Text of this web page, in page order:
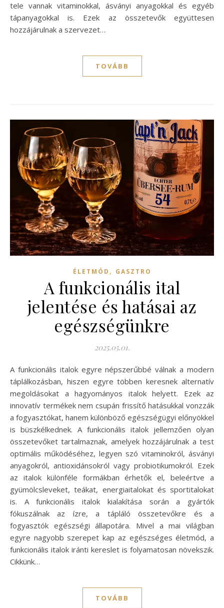
tele vannak vitaminokkal, ásványi anyagokkal és egyéb
tápanyagokkal is. Ezek az összetevők együttesen
hozzájárulnak a szervezet…
TOVÁBB
ÉLETMÓD , GASZTRO
A funkcionális ital
jelentése és hatásai az
egészségünkre
2025.05.01.
A funkcionális italok egyre népszerűbbé válnak a modern
táplálkozásban, hiszen egyre többen keresnek alternatív
megoldásokat a hagyományos italok helyett. Ezek az
innovatív termékek nem csupán frissítő hatásukkal vonzzák
a fogyasztókat, hanem különböző egészségügyi előnyökkel
is büszkélkednek. A funkcionális italok jellemzően olyan
összetevőket tartalmaznak, amelyek hozzájárulnak a test
optimális működéséhez, legyen szó vitaminokról, ásványi
anyagokról, antioxidánsokról vagy probiotikumokról. Ezek
az italok különféle formákban érhetők el, beleértve a
gyümölcsleveket, teákat, energiaitalokat és sportitalokat
is. A funkcionális italok kialakítása során a gyártók
fókuszálnak az ízre, a tápláló összetevőkre és a
fogyasztók egészségi állapotára. Mivel a mai világban
egyre nagyobb szerepet kap az egészséges életmód, a
funkcionális italok iránti kereslet is folyamatosan növekszik.
Cikkünk…
TOVÁBB